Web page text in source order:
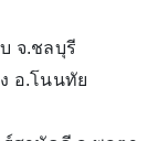
จ.ชลบุรี
อ.โนนทัย